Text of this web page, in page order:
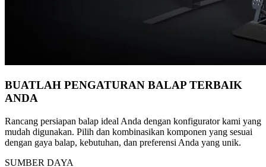
BUATLAH PENGATURAN BALAP TERBAIK
ANDA
Rancang persiapan balap ideal Anda dengan konfigurator kami yang
mudah digunakan. Pilih dan kombinasikan komponen yang sesuai
dengan gaya balap, kebutuhan, dan preferensi Anda yang unik.
SUMBER DAYA